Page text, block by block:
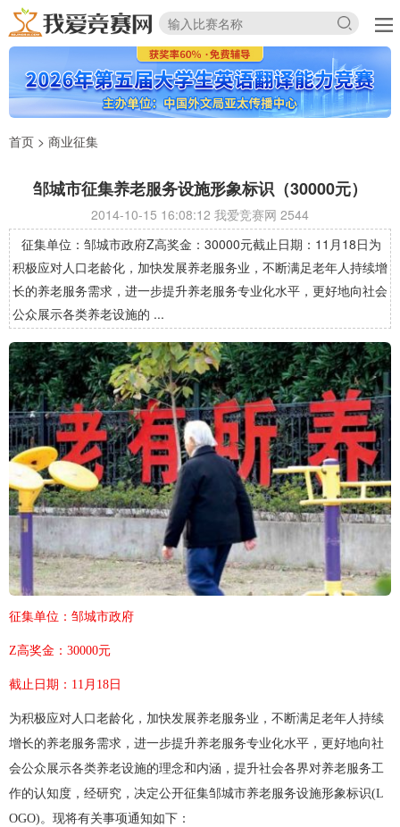
首页 > 商业征集
邹城市征集养老服务设施形象标识（30000元）
2014-10-15 16:08:12 我爱竞赛网 2544
征集单位：邹城市政府Z高奖金：30000元截止日期：11月18日为
积极应对人口老龄化，加快发展养老服务业，不断满足老年人持续增
长的养老服务需求，进一步提升养老服务专业化水平，更好地向社会
公众展示各类养老设施的 ...
征集单位：邹城市政府
Z高奖金：30000元
截止日期：11月18日
为积极应对人口老龄化，加快发展养老服务业，不断满足老年人持续
增长的养老服务需求，进一步提升养老服务专业化水平，更好地向社
会公众展示各类养老设施的理念和内涵，提升社会各界对养老服务工
作的认知度，经研究，决定公开征集邹城市养老服务设施形象标识(L
OGO)。现将有关事项通知如下：